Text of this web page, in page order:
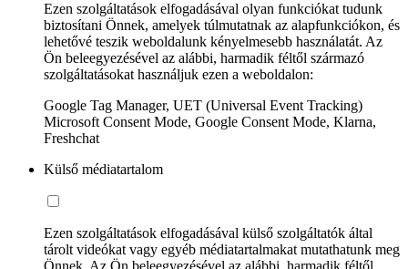
Ezen szolgáltatások elfogadásával olyan funkciókat tudunk
biztosítani Önnek, amelyek túlmutatnak az alapfunkciókon, és
lehetővé teszik weboldalunk kényelmesebb használatát. Az
Ön beleegyezésével az alábbi, harmadik féltől származó
szolgáltatásokat használjuk ezen a weboldalon:
Google Tag Manager, UET (Universal Event Tracking)
Microsoft Consent Mode, Google Consent Mode, Klarna,
Freshchat
Külső médiatartalom
Ezen szolgáltatások elfogadásával külső szolgáltatók által
tárolt videókat vagy egyéb médiatartalmakat mutathatunk meg